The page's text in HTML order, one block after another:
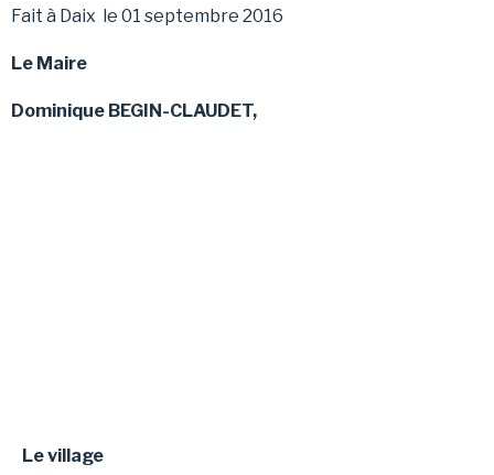
Fait à Daix le 01 septembre 2016
Le Maire
Dominique BEGIN-CLAUDET,
Le village